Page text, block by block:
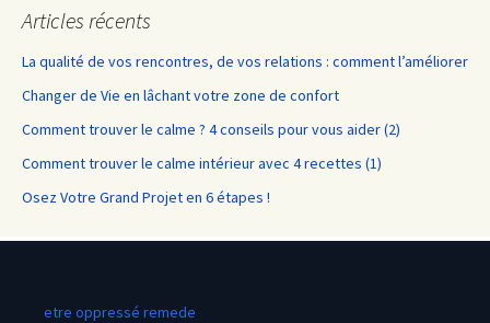
Articles récents
La qualité de vos rencontres, de vos relations : comment l’améliorer
Changer de Vie en lâchant votre zone de confort
Comment trouver le calme ? 4 conseils pour vous aider (2)
Comment trouver le calme intérieur avec 4 recettes (1)
Osez Votre Grand Projet en 6 étapes !
etre oppressé remede